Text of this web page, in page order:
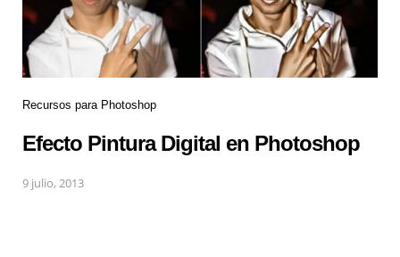
Recursos para Photoshop
Efecto Pintura Digital en Photoshop
9 julio, 2013